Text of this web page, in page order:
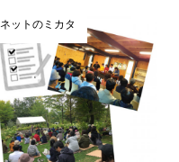
ネットのミカタ